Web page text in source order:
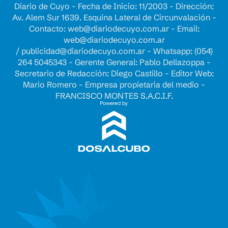
Diario de Cuyo - Fecha de Inicio: 11/2003 - Dirección:
Av. Alem Sur 1639. Esquina Lateral de Circunvalación -
Contacto: web@diariodecuyo.com.ar- Email:
web@diariodecuyo.com.ar
/ publicidad@diariodecuyo.com.ar- Whatsapp: (054)
264 5045343 - Gerente General: Pablo Dellazoppa -
Secretario de Redacción: Diego Castillo - Editor Web:
Mario Romero - Empresa propietaria del medio -
FRANCISCO MONTES S.A.C.I.F.